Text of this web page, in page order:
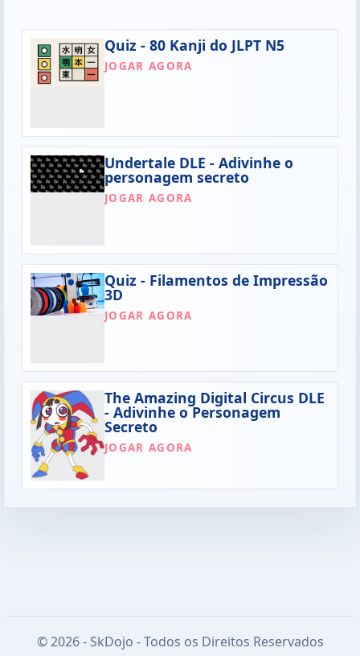
Quiz - 80 Kanji do JLPT N5
JOGAR AGORA
Undertale DLE - Adivinhe o
personagem secreto
JOGAR AGORA
Quiz - Filamentos de Impressão
3D
JOGAR AGORA
The Amazing Digital Circus DLE
- Adivinhe o Personagem
Secreto
JOGAR AGORA
© 2026 - SkDojo - Todos os Direitos Reservados